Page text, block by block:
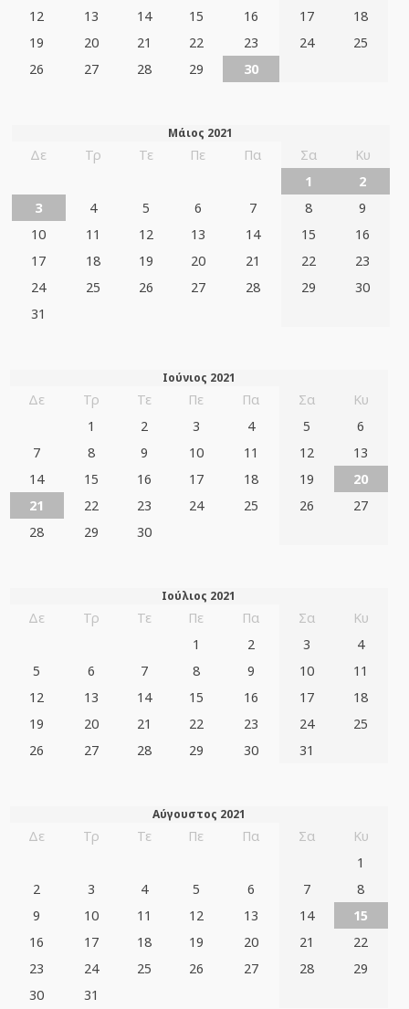
12
13 14 15 16 17
18
19
20 21 22 23 24
25
26
27 28 29 30
Μάιος 2021
Δε Τρ Τε Πε Πα Σα
Κυ
1
2
3
4 5 6 7 8
9
10
11 12 13 14 15
16
17
18 19 20 21 22
23
24
25 26 27 28 29
30
31
Ιούνιος 2021
Δε Τρ Τε Πε Πα Σα
Κυ
1
2 3 4 5
6
7
8 9 10 11 12
13
14
15 16 17 18 19
20
21
22 23 24 25 26
27
28
29 30
Ιούλιος 2021
Δε Τρ Τε Πε Πα Σα
Κυ
1
2 3
4
5
6 7 8 9 10
11
12
13 14 15 16 17
18
19
20 21 22 23 24
25
26
27 28 29 30 31
Αύγουστος 2021
Δε Τρ Τε Πε Πα Σα
Κυ
1
2
3 4 5 6 7
8
9
10 11 12 13 14
15
16
17 18 19 20 21
22
23
24 25 26 27 28
29
30
31